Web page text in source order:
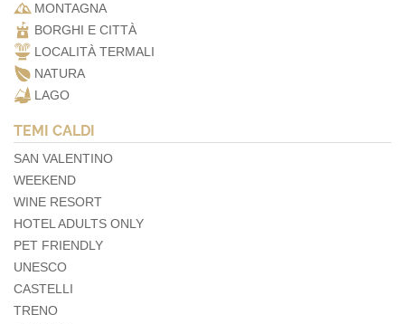
MONTAGNA
BORGHI E CITTÀ
LOCALITÀ TERMALI
NATURA
LAGO
TEMI CALDI
SAN VALENTINO
WEEKEND
WINE RESORT
HOTEL ADULTS ONLY
PET FRIENDLY
UNESCO
CASTELLI
TRENO